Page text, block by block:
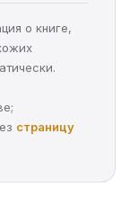
о книге,
страницу